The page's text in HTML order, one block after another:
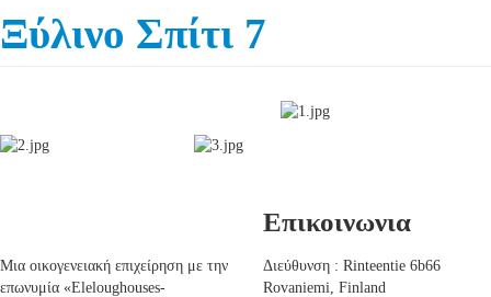
Ξύλινο Σπίτι 7
Μια οικογενειακή επιχείρηση με την
επωνυμία «Eleloughouses-
Επικοινωνια
Διεύθυνση : Rinteentie 6b66
Rovaniemi, Finland